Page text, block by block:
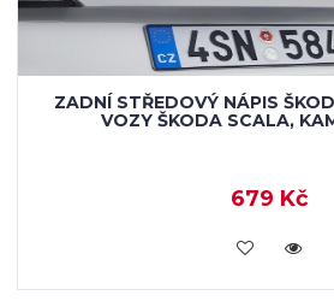
ZADNÍ STŘEDOVÝ NÁPIS
VOZY ŠKODA SCALA,
679 Kč
KOUPIT